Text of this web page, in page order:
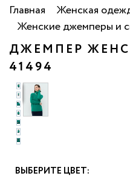
Главная
Женская
Женские джемперы и
ДЖЕМПЕР
41494
ВЫБЕРИТЕ ЦВЕТ: